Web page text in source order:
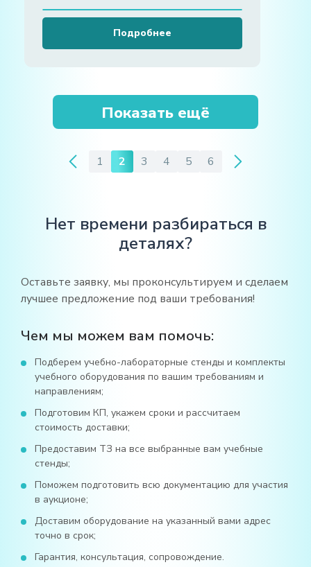
Подробнее
Показать ещё
1 2 3 4 5 6
Нет времени разбираться в
деталях?
Оставьте заявку, мы проконсультируем и сделаем
лучшее предложение под ваши требования!
Чем мы можем вам помочь:
Подберем учебно-лабораторные стенды и комплекты
учебного оборудования по вашим требованиям и
направлениям;
Подготовим КП, укажем сроки и рассчитаем
стоимость доставки;
Предоставим ТЗ на все выбранные вам учебные
стенды;
Поможем подготовить всю документацию для участия
в аукционе;
Доставим оборудование на указанный вами адрес
точно в срок;
Гарантия, консультация, сопровождение.